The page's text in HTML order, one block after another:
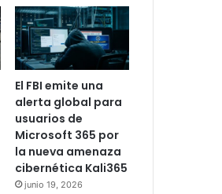
El FBI emite una
alerta global para
usuarios de
Microsoft 365 por
la nueva amenaza
cibernética Kali365
junio 19, 2026